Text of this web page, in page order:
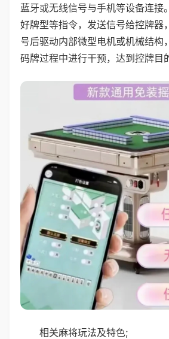
蓝牙或无线信号与手机等设备连接
好牌型等指令，发送信号给控牌器
号后驱动内部微型电机或机械结构
码牌过程中进行干预，达到控牌目
相关麻将玩法及特色;